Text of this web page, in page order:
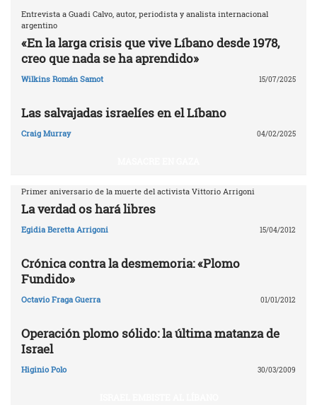
Entrevista a Guadi Calvo, autor, periodista y analista internacional
argentino
«En la larga crisis que vive Líbano desde 1978,
creo que nada se ha aprendido»
Wilkins Román Samot 15/07/2025
Las salvajadas israelíes en el Líbano
Craig Murray 04/02/2025
Primer aniversario de la muerte del activista Vittorio Arrigoni
La verdad os hará libres
Egidia Beretta Arrigoni 15/04/2012
Crónica contra la desmemoria: «Plomo
Fundido»
Octavio Fraga Guerra 01/01/2012
Operación plomo sólido: la última matanza de
Israel
Higinio Polo 30/03/2009